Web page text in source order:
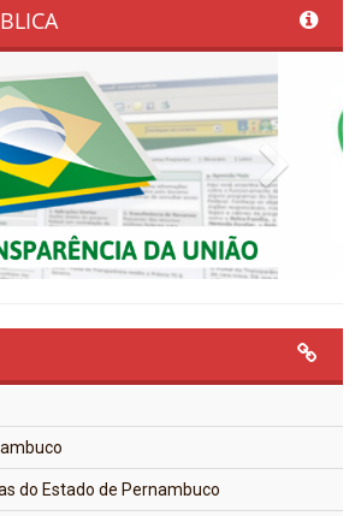
Next
do Estado de Pernambuco